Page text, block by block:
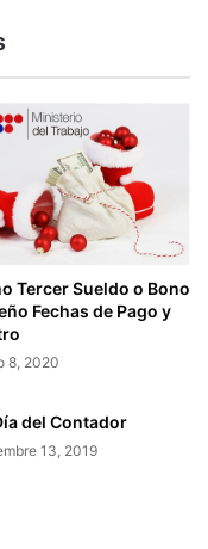
Tercer Sueldo o Bono
Fechas de Pago y
8, 2020
del Contador
13, 2019